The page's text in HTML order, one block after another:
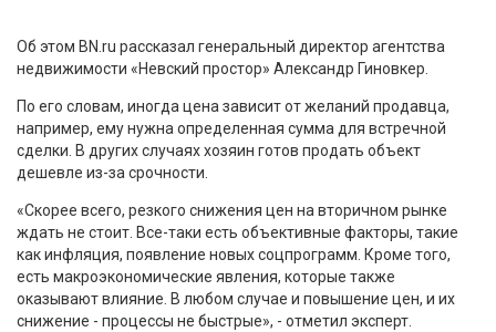
Об этом BN.ru рассказал генеральный директор агентства
недвижимости «Невский простор» Александр Гиновкер.
По его словам, иногда цена зависит от желаний продавца,
например, ему нужна определенная сумма для встречной
сделки. В других случаях хозяин готов продать объект
дешевле из-за срочности.
«Скорее всего, резкого снижения цен на вторичном рынке
ждать не стоит. Все-таки есть объективные факторы, такие
как инфляция, появление новых соцпрограмм. Кроме того,
есть макроэкономические явления, которые также
оказывают влияние. В любом случае и повышение цен, и их
снижение - процессы не быстрые», - отметил эксперт.